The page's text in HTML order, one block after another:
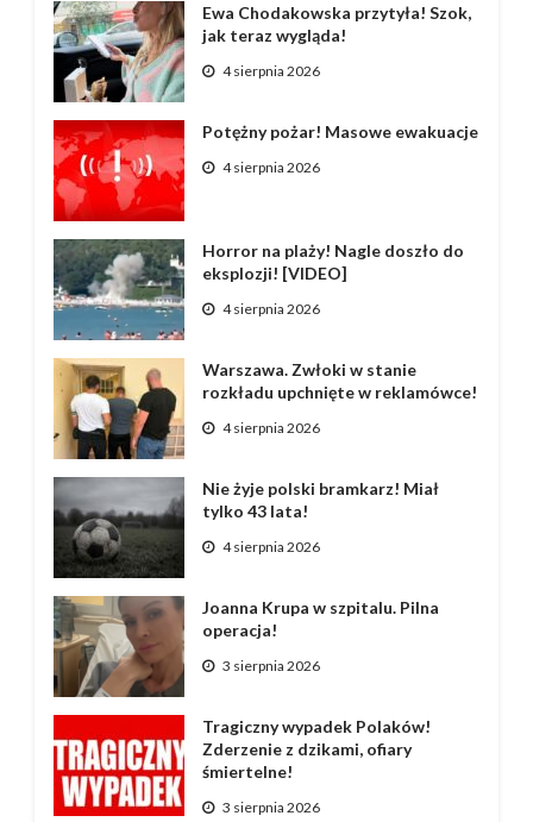
Ewa Chodakowska przytyła! Szok,
jak teraz wygląda!
4 sierpnia 2026
Potężny pożar! Masowe ewakuacje
4 sierpnia 2026
Horror na plaży! Nagle doszło do
eksplozji! [VIDEO]
4 sierpnia 2026
Warszawa. Zwłoki w stanie
rozkładu upchnięte w reklamówce!
4 sierpnia 2026
Nie żyje polski bramkarz! Miał
tylko 43 lata!
4 sierpnia 2026
Joanna Krupa w szpitalu. Pilna
operacja!
3 sierpnia 2026
Tragiczny wypadek Polaków!
Zderzenie z dzikami, ofiary
śmiertelne!
3 sierpnia 2026